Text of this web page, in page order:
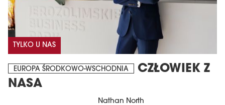
TYLKO U NAS
EUROPA ŚRODKOWO-WSCHODNIA
CZŁOWIEK Z
NASA
Nathan North